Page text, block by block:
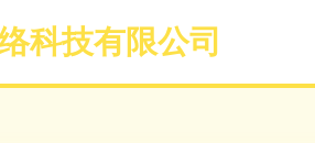
科技有限公司